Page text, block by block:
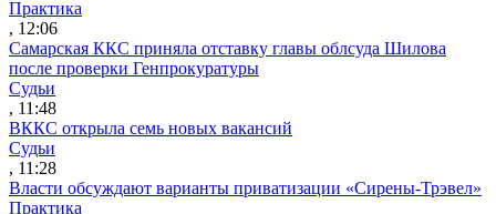
Практика
, 12:06
Самарская ККС приняла отставку главы облсуда Шилова
после проверки Генпрокуратуры
Судьи
, 11:48
ВККС открыла семь новых вакансий
Судьи
, 11:28
Власти обсуждают варианты приватизации «Сирены-Трэвел»
Практика